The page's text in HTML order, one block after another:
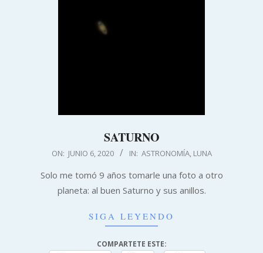
SATURNO
2020-
06
ON: JUNIO 6, 2020 IN: ASTRONOMÍA, LUNA
Solo me tomó 9 años tomarle una foto a otro
planeta: al buen Saturno y sus anillos.
SIGA LEYENDO
COMPARTETE ESTE: